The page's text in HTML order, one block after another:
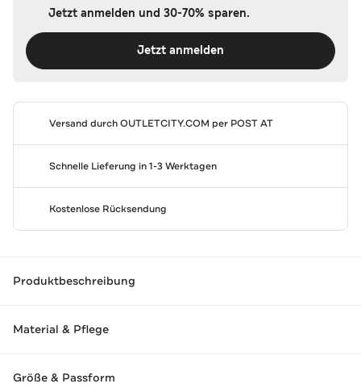
Jetzt anmelden und 30-70% sparen.
Jetzt anmelden
Versand durchOUTLETCITY.COM per POST AT
Schnelle Lieferung in 1-3 Werktagen
Kostenlose Rücksendung
Produktbeschreibung
Material & Pflege
Größe & Passform